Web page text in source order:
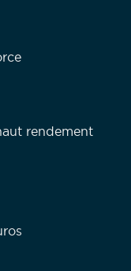
rendement